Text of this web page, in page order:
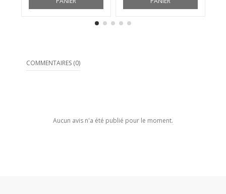
COMMENTAIRES (0)
Aucun avis n'a été publié pour le moment.